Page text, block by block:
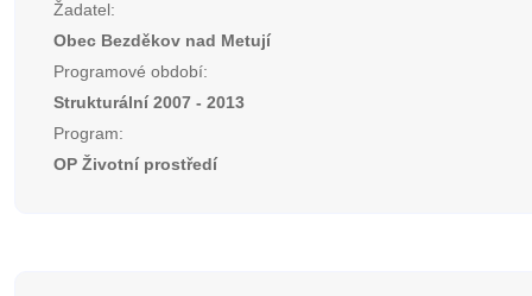
Žadatel:
Obec Bezděkov nad Metují
Programové období:
Strukturální 2007 - 2013
Program:
OP Životní prostředí